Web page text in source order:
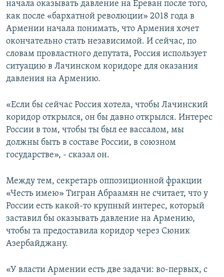
начала оказывать давление на Ереван после того,
как после «бархатной революции» 2018 года в
Армении начала понимать, что Армения хочет
окончательно стать независимой. И сейчас, по
словам провластного депутата, Россия использует
ситуацию в Лачинском коридоре для оказания
давления на Армению.
«Если бы сейчас Россия хотела, чтобы Лачинский
коридор открылся, он бы давно открылся. Интерес
России в том, чтобы ты был ее вассалом, мы
должны быть в составе России, в союзном
государстве», - сказал он.
Между тем, секретарь оппозиционной фракции
«Честь имею» Тигран Абраамян не считает, что у
России есть какой-то крупный интерес, который
заставил бы оказывать давление на Армению,
чтобы та предоставила коридор через Сюник
Азербайджану.
«У власти Армении есть две задачи: во-первых, с